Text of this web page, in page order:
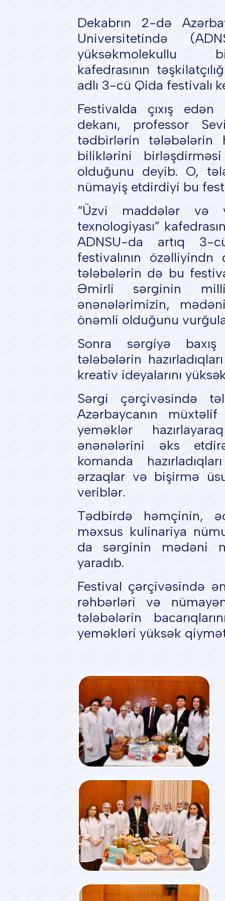
Dekabrın 2-də
Universitetində
yüksəkmolekullu
kafedrasının
adlı 3-cü Qida festivalı
Festivalda çıxış
dekanı, professor
tədbirlərin
biliklərini
olduğunu deyib. O,
nümayiş etdirdiyi bu
“Üzvi maddələr və
texnologiyası”
ADNSU-da artıq
festivalının
tələbələrin də bu
Əmirli sərginin
ənənələrimizin,
önəmli olduğunu
Sonra sərgiyə
tələbələrin
kreativ ideyalarını
Sərgi çərçivəsində
Azərbaycanın
yeməklər
ənənələrini əks
komanda
ərzaqlar və bişirmə
veriblər.
Tədbirdə həmçinin,
məxsus kulinariya
da sərginin mədəni
yaradıb.
Festival çərçivəsində
rəhbərləri və
tələbələrin
yeməkləri yüksək